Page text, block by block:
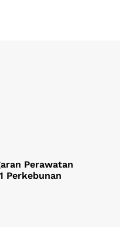
Perawatan
Perkebunan